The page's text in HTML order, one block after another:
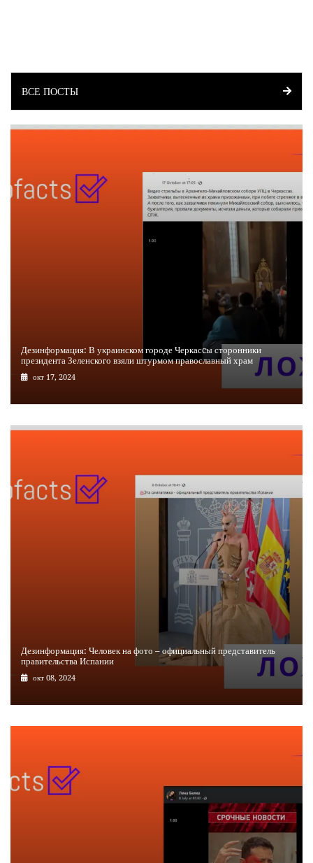
ВСЕ ПОСТЫ
Дезинформация: В украинском городе Черкасcы сторонники
президента Зеленского взяли штурмом православный храм
окт 17, 2024
Дезинформация: Человек на фото – официальный представитель
правительства Испании
окт 08, 2024